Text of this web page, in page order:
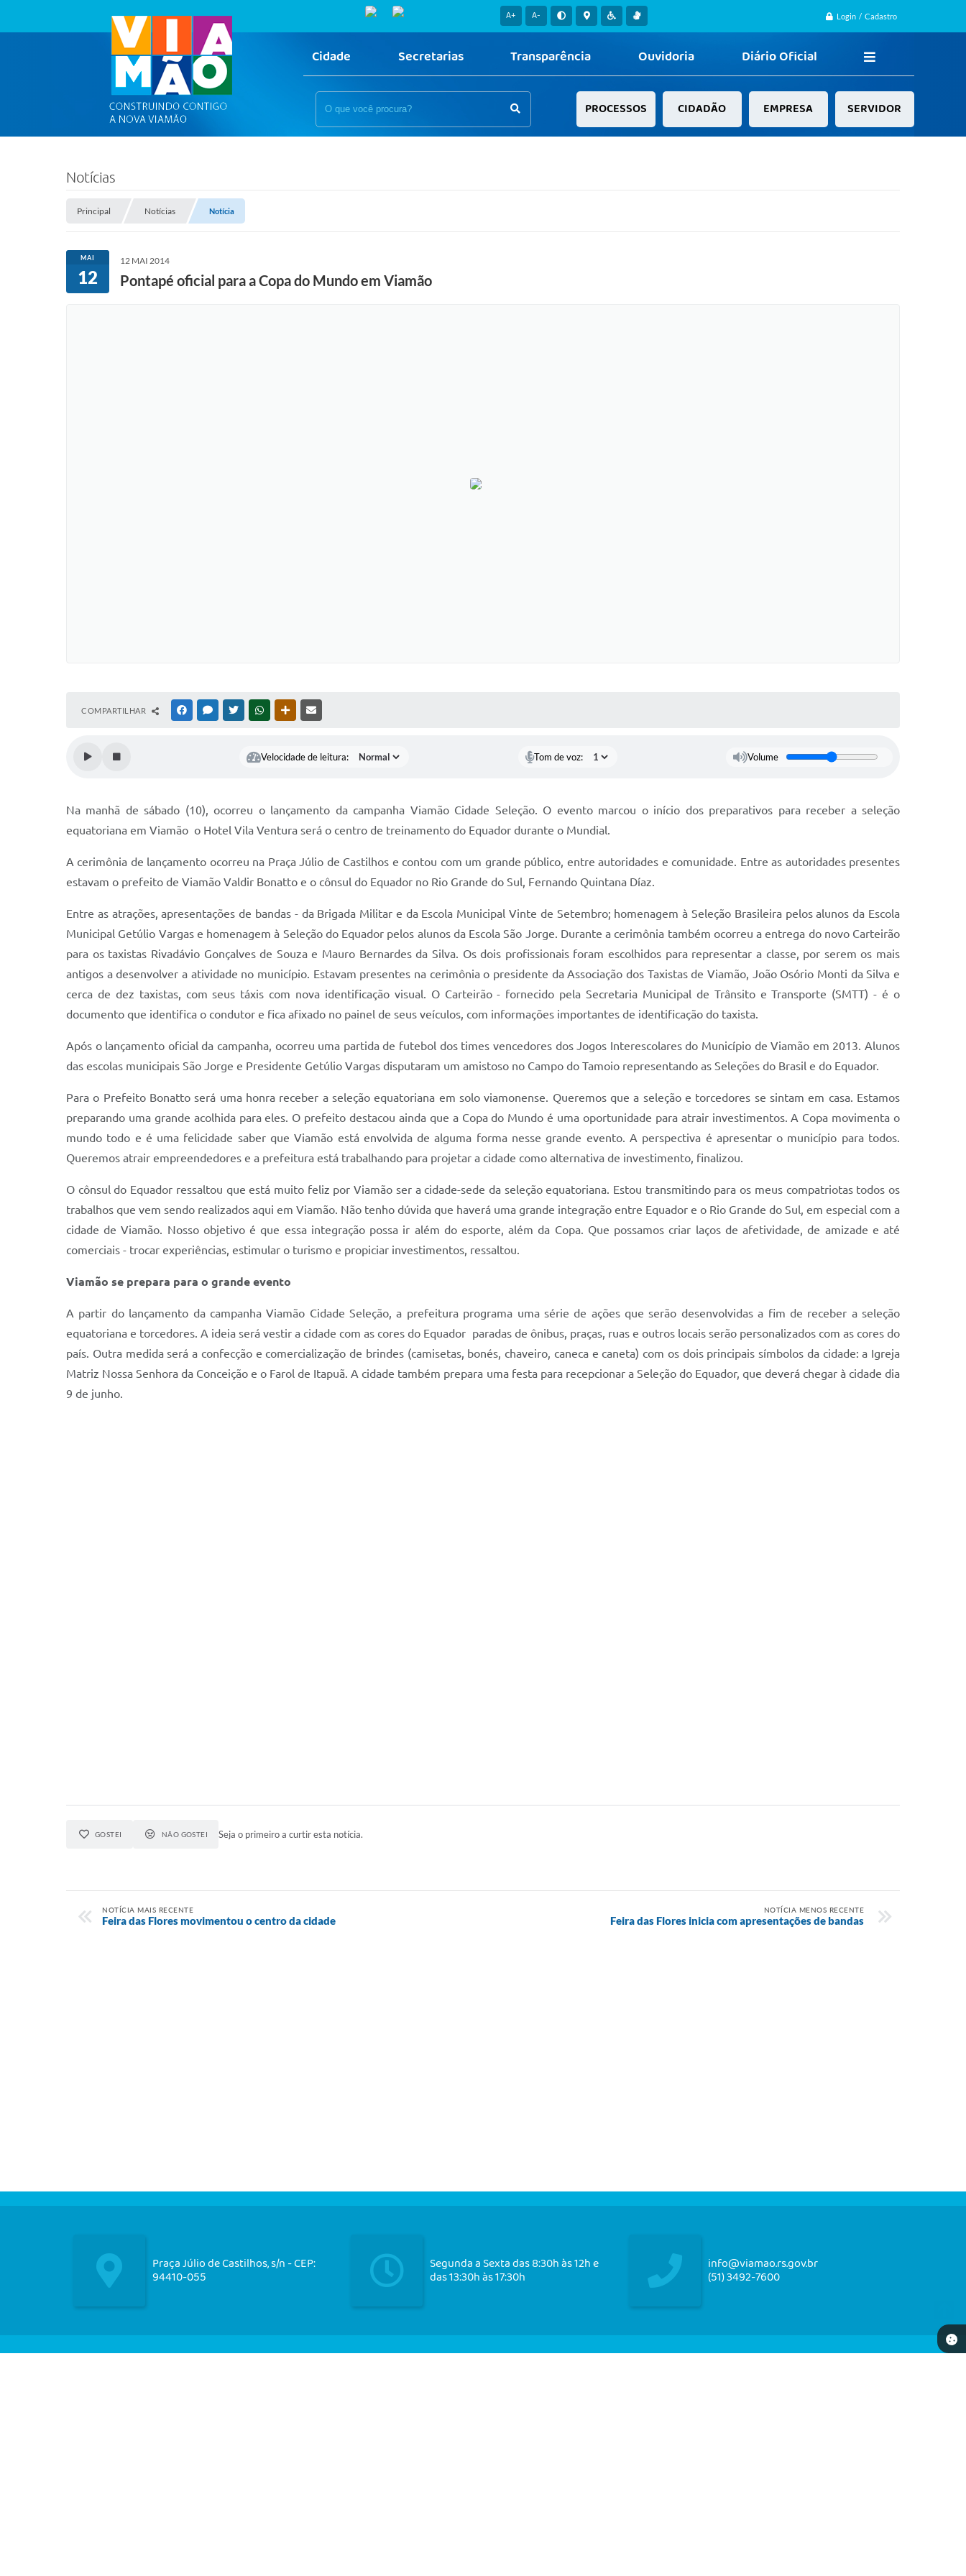
Login / Cadastro
A+ A-
Cidade Secretarias Transparência Ouvidoria Diário Oficial
PROCESSOS CIDADÃO EMPRESA SERVIDOR
Notícias
Principal Notícias Notícia
MAI
12
12 MAI 2014
Pontapé oficial para a Copa do Mundo em Viamão
COMPARTILHAR FACEBOOKMESSENGER
TWITTERWHATSAPPOUTRAS MÍDIAS
Velocidade de leitura: Tom de voz: Volume
Na manhã de sábado (10), ocorreu o lançamento da campanha Viamão Cidade Seleção. O evento marcou o início dos preparativos para receber a seleção
equatoriana em Viamão  o Hotel Vila Ventura será o centro de treinamento do Equador durante o Mundial.
A cerimônia de lançamento ocorreu na Praça Júlio de Castilhos e contou com um grande público, entre autoridades e comunidade. Entre as autoridades presentes
estavam o prefeito de Viamão Valdir Bonatto e o cônsul do Equador no Rio Grande do Sul, Fernando Quintana Díaz.
Entre as atrações, apresentações de bandas - da Brigada Militar e da Escola Municipal Vinte de Setembro; homenagem à Seleção Brasileira pelos alunos da Escola
Municipal Getúlio Vargas e homenagem à Seleção do Equador pelos alunos da Escola São Jorge. Durante a cerimônia também ocorreu a entrega do novo Carteirão
para os taxistas Rivadávio Gonçalves de Souza e Mauro Bernardes da Silva. Os dois profissionais foram escolhidos para representar a classe, por serem os mais
antigos a desenvolver a atividade no município. Estavam presentes na cerimônia o presidente da Associação dos Taxistas de Viamão, João Osório Monti da Silva e
cerca de dez taxistas, com seus táxis com nova identificação visual. O Carteirão - fornecido pela Secretaria Municipal de Trânsito e Transporte (SMTT) - é o
documento que identifica o condutor e fica afixado no painel de seus veículos, com informações importantes de identificação do taxista.
Após o lançamento oficial da campanha, ocorreu uma partida de futebol dos times vencedores dos Jogos Interescolares do Município de Viamão em 2013. Alunos
das escolas municipais São Jorge e Presidente Getúlio Vargas disputaram um amistoso no Campo do Tamoio representando as Seleções do Brasil e do Equador.
Para o Prefeito Bonatto será uma honra receber a seleção equatoriana em solo viamonense. Queremos que a seleção e torcedores se sintam em casa. Estamos
preparando uma grande acolhida para eles. O prefeito destacou ainda que a Copa do Mundo é uma oportunidade para atrair investimentos. A Copa movimenta o
mundo todo e é uma felicidade saber que Viamão está envolvida de alguma forma nesse grande evento. A perspectiva é apresentar o município para todos.
Queremos atrair empreendedores e a prefeitura está trabalhando para projetar a cidade como alternativa de investimento, finalizou.
O cônsul do Equador ressaltou que está muito feliz por Viamão ser a cidade-sede da seleção equatoriana. Estou transmitindo para os meus compatriotas todos os
trabalhos que vem sendo realizados aqui em Viamão. Não tenho dúvida que haverá uma grande integração entre Equador e o Rio Grande do Sul, em especial com a
cidade de Viamão. Nosso objetivo é que essa integração possa ir além do esporte, além da Copa. Que possamos criar laços de afetividade, de amizade e até
comerciais - trocar experiências, estimular o turismo e propiciar investimentos, ressaltou.
Viamão se prepara para o grande evento
A partir do lançamento da campanha Viamão Cidade Seleção, a prefeitura programa uma série de ações que serão desenvolvidas a fim de receber a seleção
equatoriana e torcedores. A ideia será vestir a cidade com as cores do Equador  paradas de ônibus, praças, ruas e outros locais serão personalizados com as cores do
país. Outra medida será a confecção e comercialização de brindes (camisetas, bonés, chaveiro, caneca e caneta) com os dois principais símbolos da cidade: a Igreja
Matriz Nossa Senhora da Conceição e o Farol de Itapuã. A cidade também prepara uma festa para recepcionar a Seleção do Equador, que deverá chegar à cidade dia
9 de junho.
GOSTEI NÃO GOSTEI Seja o primeiro a curtir esta notícia.
NOTÍCIA MAIS RECENTE
Feira das Flores movimentou o centro da cidade
NOTÍCIA MENOS RECENTE
Feira das Flores inicia com apresentações de bandas
Praça Júlio de Castilhos, s/n - CEP:
94410-055
Segunda a Sexta das 8:30h às 12h e
das 13:30h às 17:30h
info@viamao.rs.gov.br
(51) 3492-7600